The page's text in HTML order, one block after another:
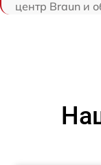
центр Braun и